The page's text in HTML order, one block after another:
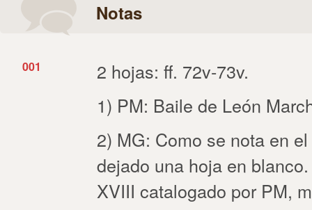
Notas
001
2 hojas: ff. 72v-73v.
1) PM: Baile de León
2) MG: Como se nota en
dejado una hoja en
XVIII catalogado por PM,